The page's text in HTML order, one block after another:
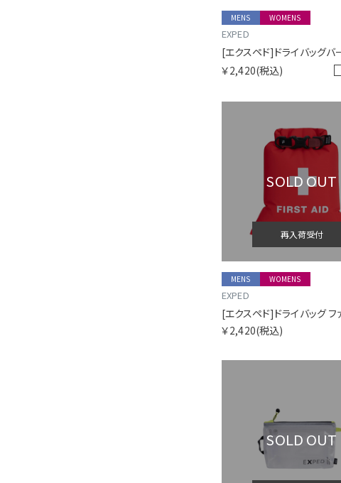
MENS WOMENS
EXPED
￥2,420(税込)
SOLD OUT
再入荷受付
MENS WOMENS
EXPED
￥2,420(税込)
SOLD OUT